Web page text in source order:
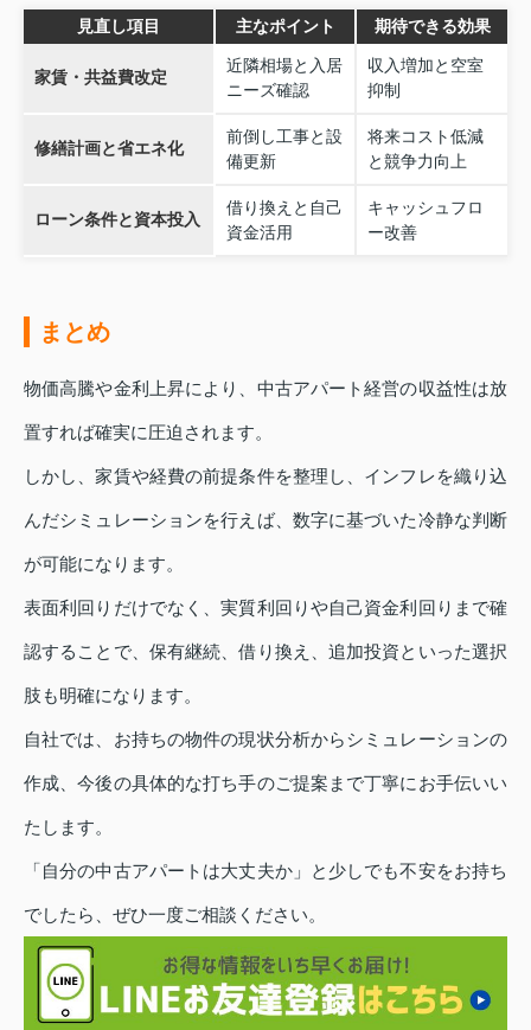
見直し項目 主なポイント 期待できる効果
家賃・共益費改定
近隣相場と入居
ニーズ確認
収入増加と空室
抑制
修繕計画と省エネ化
前倒し工事と設
備更新
将来コスト低減
と競争力向上
ローン条件と資本投入
借り換えと自己
資金活用
キャッシュフロ
ー改善
まとめ
物価高騰や金利上昇により、中古アパート経営の収益性は放
置すれば確実に圧迫されます。
しかし、家賃や経費の前提条件を整理し、インフレを織り込
んだシミュレーションを行えば、数字に基づいた冷静な判断
が可能になります。
表面利回りだけでなく、実質利回りや自己資金利回りまで確
認することで、保有継続、借り換え、追加投資といった選択
肢も明確になります。
自社では、お持ちの物件の現状分析からシミュレーションの
作成、今後の具体的な打ち手のご提案まで丁寧にお手伝いい
たします。
「自分の中古アパートは大丈夫か」と少しでも不安をお持ち
でしたら、ぜひ一度ご相談ください。